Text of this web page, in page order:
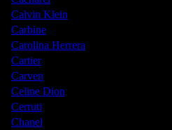
Calvin Klein
Carbine
Carolina Herrera
Cartier
Carven
Celine Dion
Cerruti
Chanel